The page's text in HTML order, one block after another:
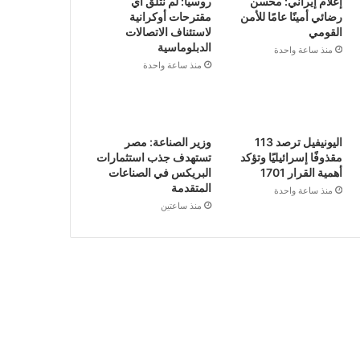
رضائي أمينًا عامًا للأمن
القومي
منذ ساعة واحدة
مقترحات أوكرانية
لاستئناف الاتصالات
الدبلوماسية
منذ ساعة واحدة
اليونيفيل ترصد 113
مقذوفًا إسرائيليًا وتؤكد
أهمية القرار 1701
منذ ساعة واحدة
وزير الصناعة: مصر
تستهدف جذب استثمارات
البريكس في الصناعات
المتقدمة
منذ ساعتين